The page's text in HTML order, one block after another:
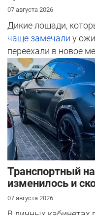
07 августа 2026
Дикие лошади,
чаще замечали у
переехали в новое
Транспортный
изменилось и
07 августа 2026